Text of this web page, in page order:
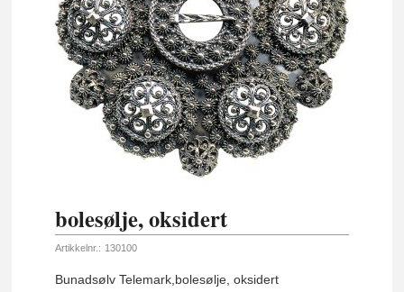
bolesølje, oksidert
Artikkelnr.: 130100
Bunadsølv Telemark,bolesølje, oksidert